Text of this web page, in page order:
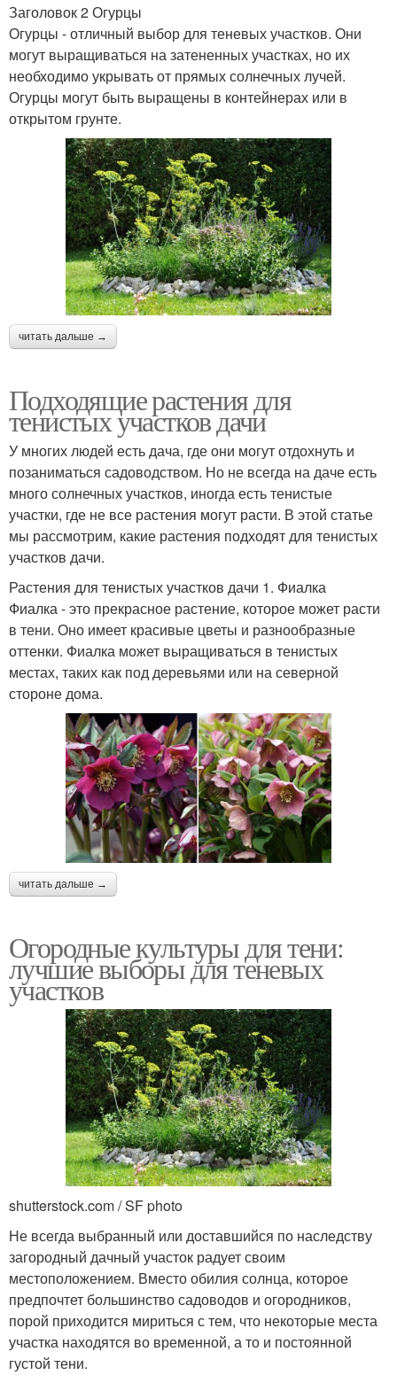
Заголовок 2 Огурцы
Огурцы - отличный выбор для теневых участков. Они
могут выращиваться на затененных участках, но их
необходимо укрывать от прямых солнечных лучей.
Огурцы могут быть выращены в контейнерах или в
открытом грунте.
читать дальше →
Подходящие растения для
тенистых участков дачи
У многих людей есть дача, где они могут отдохнуть и
позаниматься садоводством. Но не всегда на даче есть
много солнечных участков, иногда есть тенистые
участки, где не все растения могут расти. В этой статье
мы рассмотрим, какие растения подходят для тенистых
участков дачи.
Растения для тенистых участков дачи 1. Фиалка
Фиалка - это прекрасное растение, которое может расти
в тени. Оно имеет красивые цветы и разнообразные
оттенки. Фиалка может выращиваться в тенистых
местах, таких как под деревьями или на северной
стороне дома.
читать дальше →
Огородные культуры для тени:
лучшие выборы для теневых
участков
shutterstock.com / SF photo
Не всегда выбранный или доставшийся по наследству
загородный дачный участок радует своим
местоположением. Вместо обилия солнца, которое
предпочтет большинство садоводов и огородников,
порой приходится мириться с тем, что некоторые места
участка находятся во временной, а то и постоянной
густой тени.